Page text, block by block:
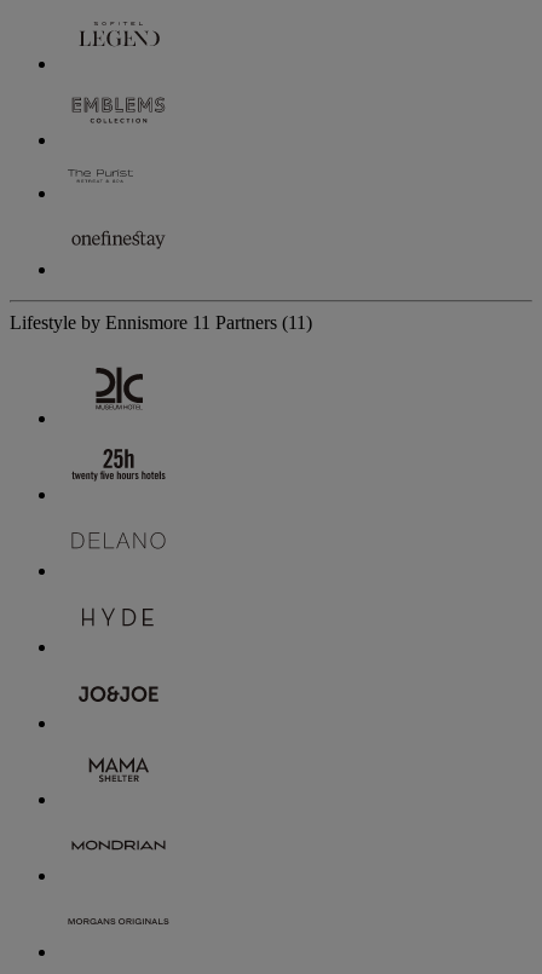
Lifestyle by Ennismore 11 Partners (11)